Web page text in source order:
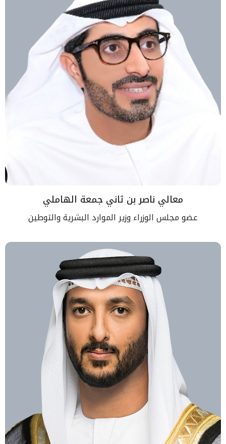
معالي ناصر بن ثاني جمعة الهاملي
عضو مجلس الوزراء وزير الموارد البشرية والتوطين